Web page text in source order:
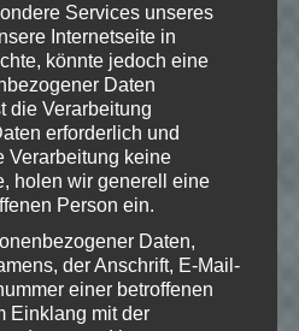
Indie Open-World-
Services unseres
Internetseite in
könnte jedoch eine
Daten
die Verarbeitung
erforderlich und
Verarbeitung keine
holen wir generell eine
Person ein.
Daten,
der Anschrift, E-Mail-
einer betroffenen
Einklang mit der